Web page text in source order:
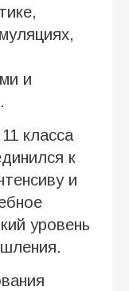
и
класса
к
и
уровень